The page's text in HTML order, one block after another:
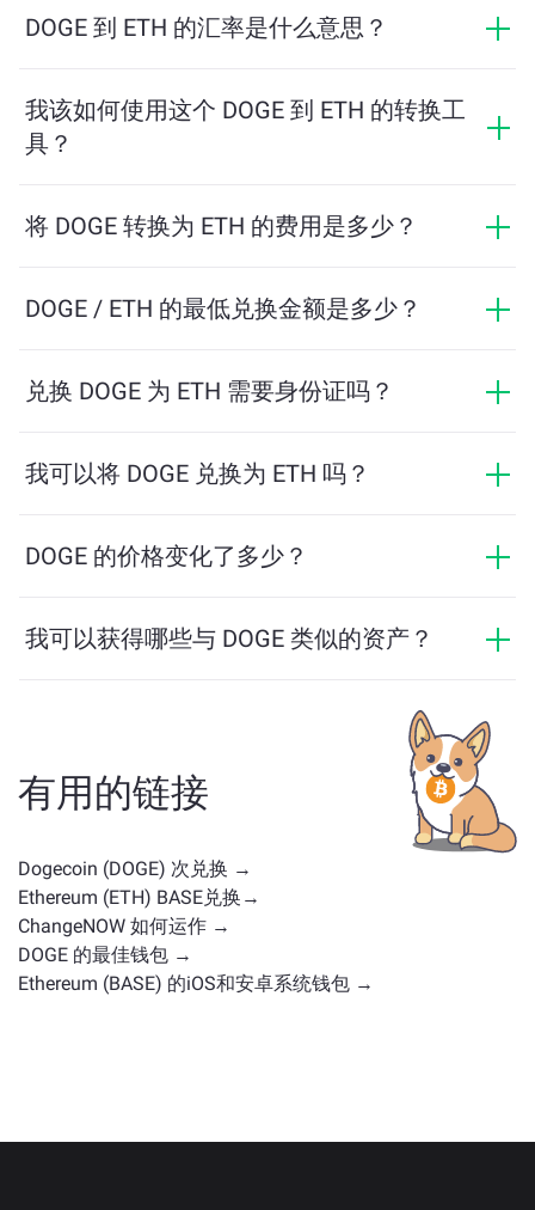
DOGE 到 ETH 的汇率是什么意思？
市场行情、供需关系和流动性等因素实时波动。
我该如何使用这个 DOGE 到 ETH 的转换工
具？
计可获得的 ETH 数量。然后按照提示步骤完成交易即
将 DOGE 转换为 ETH 的费用是多少？
ChangeNOW 提供具有竞争力的费率，没有隐藏费用，
DOGE / ETH 的最低兑换金额是多少？
保顺利交易所需的最低金额。但在大多数情况下，最低
兑换 DOGE 为 ETH 需要身份证吗？
匿名。然而，如果您登录ChangeNOW Pro并完成验证，
我可以将 DOGE 兑换为 ETH 吗？
DOGE，反之亦然。此外，ChangeNOW 还支持多链桥功
DOGE 的价格变化了多少？
我可以获得哪些与 DOGE 类似的资产？
实用代币、治理币或其他类型。常见的替代方案包括具
有类似用途或市场定位的其他加密货币。请查看主交换
页面上所有可供兑换的资产。
有用的链接
Dogecoin (DOGE) 次兑换 →
Ethereum (ETH) BASE兑换→
ChangeNOW 如何运作 →
DOGE 的最佳钱包 →
Ethereum (BASE) 的iOS和安卓系统钱包 →